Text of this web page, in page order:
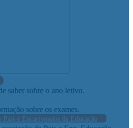
saber sobre o ano letivo.
sobre os exames.
Pais e Encarregados de Educação